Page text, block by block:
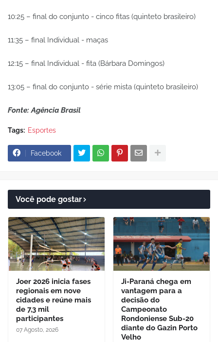
10:25 – final do conjunto - cinco fitas (quinteto brasileiro)
11:35 – final Individual - maças
12:15 – final Individual - fita (Bárbara Domingos)
13:05 – final do conjunto - série mista (quinteto brasileiro)
Fonte: Agência Brasil
Tags: Esportes
Facebook
Você pode gostar
Joer 2026 inicia fases
regionais em nove
cidades e reúne mais
de 7,3 mil
participantes
07 Agosto, 2026
Ji-Paraná chega em
vantagem para a
decisão do
Campeonato
Rondoniense Sub-20
diante do Gazin Porto
Velho